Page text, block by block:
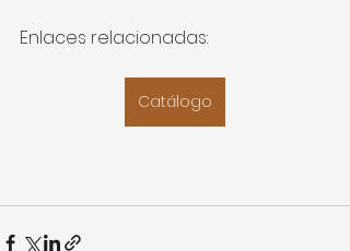
Enlaces relacionadas:
Catálogo